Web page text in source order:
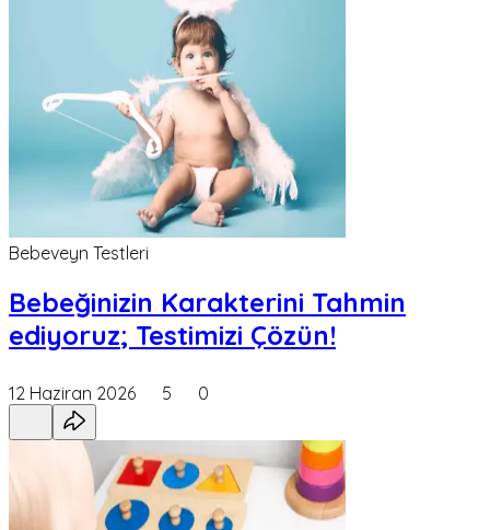
Bebeveyn Testleri
Bebeğinizin Karakterini Tahmin
ediyoruz; Testimizi Çözün!
12 Haziran 2026 5 0